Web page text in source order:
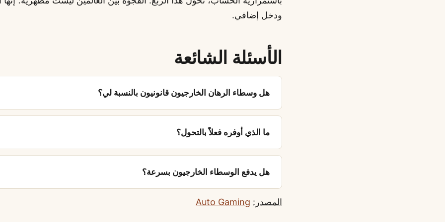
ودخل إضافي.
الأسئلة الشائعة
هل وسطاء الرهان الخارجيون قانونيون بالنسبة لي؟
ما الذي أوفره فعلاً بالتحول؟
هل يدفع الوسطاء الخارجيون بسرعة؟
المصدر: Auto Gaming